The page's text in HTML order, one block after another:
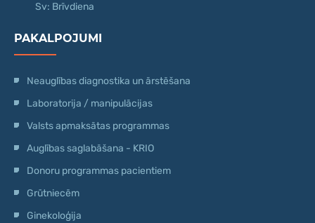
Sv: Brīvdiena
PAKALPOJUMI
Neauglības diagnostika un ārstēšana
Laboratorija / manipulācijas
Valsts apmaksātas programmas
Auglības saglabāšana - KRIO
Donoru programmas pacientiem
Grūtniecēm
Ginekoloģija